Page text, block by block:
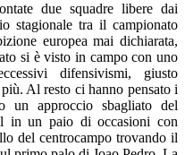
due squadre libere dai
stagionale tra il campionato
europea mai dichiarata,
si è visto in campo con uno
difensivismi, giusto
Al resto ci hanno pensato i
un approccio sbagliato del
in un paio di occasioni con
del centrocampo trovando il